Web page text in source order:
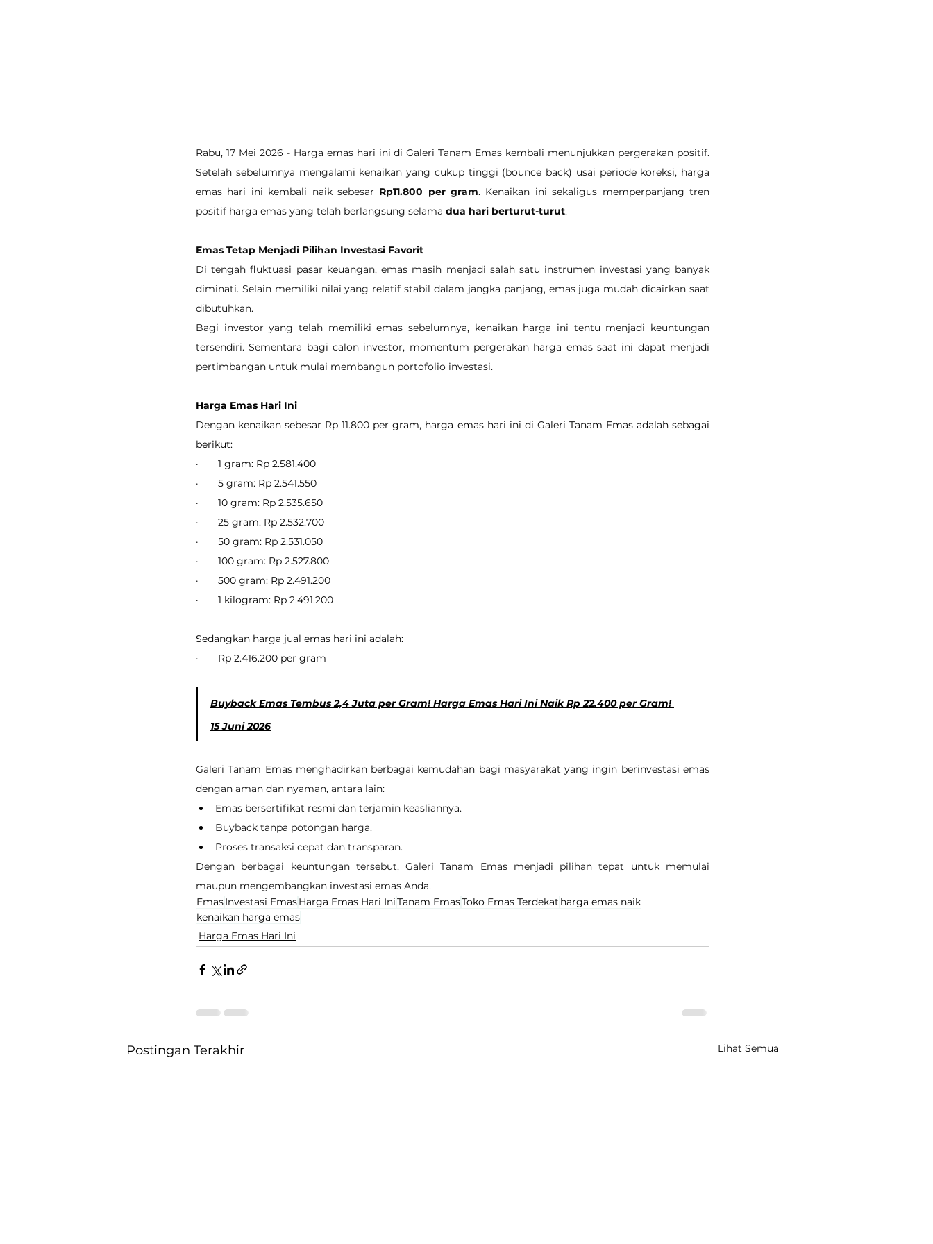
Rabu, 17 Mei 2026 - Harga emas hari ini di Galeri Tanam Emas kembali menunjukkan pergerakan positif.
Setelah sebelumnya mengalami kenaikan yang cukup tinggi (bounce back) usai periode koreksi, harga
emas hari ini kembali naik sebesar Rp11.800 per gram. Kenaikan ini sekaligus memperpanjang tren
positif harga emas yang telah berlangsung selama dua hari berturut-turut.
Emas Tetap Menjadi Pilihan Investasi Favorit
Di tengah fluktuasi pasar keuangan, emas masih menjadi salah satu instrumen investasi yang banyak
diminati. Selain memiliki nilai yang relatif stabil dalam jangka panjang, emas juga mudah dicairkan saat
dibutuhkan.
Bagi investor yang telah memiliki emas sebelumnya, kenaikan harga ini tentu menjadi keuntungan
tersendiri. Sementara bagi calon investor, momentum pergerakan harga emas saat ini dapat menjadi
pertimbangan untuk mulai membangun portofolio investasi.
Harga Emas Hari Ini
Dengan kenaikan sebesar Rp 11.800 per gram, harga emas hari ini di Galeri Tanam Emas adalah sebagai
berikut:
·       1 gram: Rp 2.581.400
·       5 gram: Rp 2.541.550
·       10 gram: Rp 2.535.650
·       25 gram: Rp 2.532.700
·       50 gram: Rp 2.531.050
·       100 gram: Rp 2.527.800
·       500 gram: Rp 2.491.200
·       1 kilogram: Rp 2.491.200
Sedangkan harga jual emas hari ini adalah:
·       Rp 2.416.200 per gram
Buyback Emas Tembus 2,4 Juta per Gram! Harga Emas Hari Ini Naik Rp 22.400 per Gram!
15 Juni 2026
Galeri Tanam Emas menghadirkan berbagai kemudahan bagi masyarakat yang ingin berinvestasi emas
dengan aman dan nyaman, antara lain:
Emas bersertifikat resmi dan terjamin keasliannya.
Buyback tanpa potongan harga.
Proses transaksi cepat dan transparan.
Dengan berbagai keuntungan tersebut, Galeri Tanam Emas menjadi pilihan tepat untuk memulai
maupun mengembangkan investasi emas Anda.
EmasInvestasi EmasHarga Emas Hari IniTanam EmasToko Emas Terdekat harga emas naik
kenaikan harga emas
Harga Emas Hari Ini
Postingan Terakhir Lihat Semua